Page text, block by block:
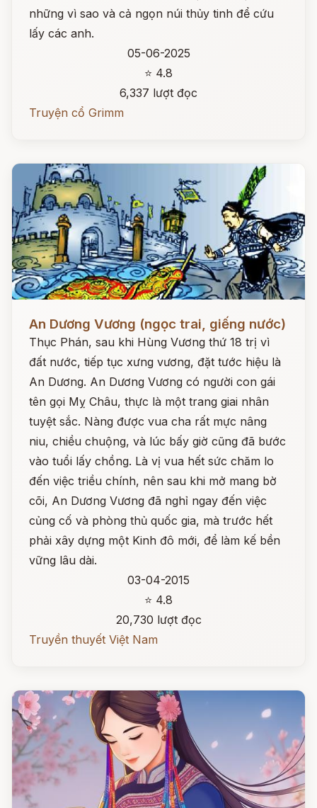
những vì sao và cả ngọn núi thủy tinh để cứu
lấy các anh.
05-06-2025
⭐ 4.8
6,337 lượt đọc
Truyện cổ Grimm
An Dương Vương (ngọc trai, giếng nước)
Thục Phán, sau khi Hùng Vương thứ 18 trị vì
đất nước, tiếp tục xưng vương, đặt tước hiệu là
An Dương. An Dương Vương có người con gái
tên gọi Mỵ Châu, thực là một trang giai nhân
tuyệt sắc. Nàng được vua cha rất mực nâng
niu, chiều chuộng, và lúc bấy giờ cũng đã bước
vào tuổi lấy chồng. Là vị vua hết sức chăm lo
đến việc triều chính, nên sau khi mở mang bờ
cõi, An Dương Vương đã nghỉ ngay đến việc
củng cố và phòng thủ quốc gia, mà trước hết
phải xây dựng một Kinh đô mới, để làm kế bền
vững lâu dài.
03-04-2015
⭐ 4.8
20,730 lượt đọc
Truyền thuyết Việt Nam